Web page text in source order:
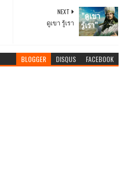
NEXT
ดูเขา รู้เรา
BLOGGER DISQUS FACEBOOK